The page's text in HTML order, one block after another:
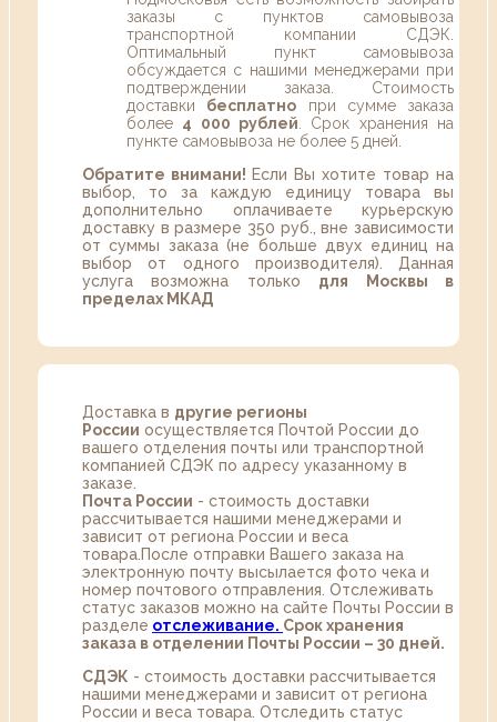
заказы с пунктов самовывоза
транспортной компании СДЭК.
Оптимальный пункт самовывоза
обсуждается с нашими менеджерами при
подтверждении заказа. Стоимость
доставки бесплатно при сумме заказа
более 4 000 рублей . Срок хранения на
пункте самовывоза не более 5 дней.
Обратите внимани! Если Вы хотите товар на
выбор, то за каждую единицу товара вы
дополнительно оплачиваете курьерскую
доставку в размере 350 руб., вне зависимости
от суммы заказа (не больше двух единиц на
выбор от одного производителя). Данная
услуга возможна только для Москвы в
пределах МКАД
Доставка в другие регионы
России осуществляется Почтой России до
вашего отделения почты или транспортной
компанией СДЭК по адресу указанному в
заказе.
Почта России - стоимость доставки
рассчитывается нашими менеджерами и
зависит от региона России и веса
товара.После отправки Вашего заказа на
электронную почту высылается фото чека и
номер почтового отправления. Отслеживать
статус заказов можно на сайте Почты России в
разделе oтслеживание. Срок хранения
заказа в отделении Почты России – 30 дней.
СДЭК - стоимость доставки рассчитывается
нашими менеджерами и зависит от региона
России и веса товара. Отследить статус